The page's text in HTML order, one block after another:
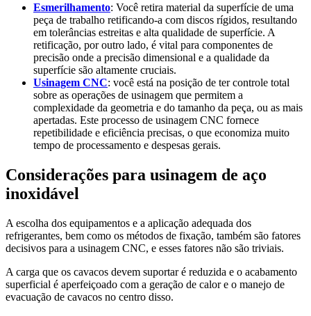
Esmerilhamento: Você retira material da superfície de uma
peça de trabalho retificando-a com discos rígidos, resultando
em tolerâncias estreitas e alta qualidade de superfície. A
retificação, por outro lado, é vital para componentes de
precisão onde a precisão dimensional e a qualidade da
superfície são altamente cruciais.
Usinagem CNC: você está na posição de ter controle total
sobre as operações de usinagem que permitem a
complexidade da geometria e do tamanho da peça, ou as mais
apertadas. Este processo de usinagem CNC fornece
repetibilidade e eficiência precisas, o que economiza muito
tempo de processamento e despesas gerais.
Considerações para usinagem de aço
inoxidável
A escolha dos equipamentos e a aplicação adequada dos
refrigerantes, bem como os métodos de fixação, também são fatores
decisivos para a usinagem CNC, e esses fatores não são triviais.
A carga que os cavacos devem suportar é reduzida e o acabamento
superficial é aperfeiçoado com a geração de calor e o manejo de
evacuação de cavacos no centro disso.